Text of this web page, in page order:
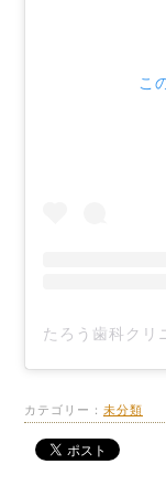
こ
たろう歯科クリ
カテゴリー： 未分類